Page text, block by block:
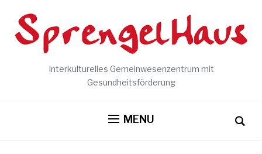
Interkulturelles Gemeinwesenzentrum mit
Gesundheitsförderung
MENU